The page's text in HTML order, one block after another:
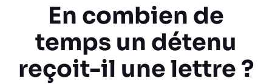
En combien de
temps un détenu
reçoit-il une lettre ?